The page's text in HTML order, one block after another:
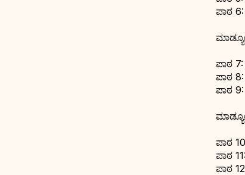
ಪಾಠ
ಪಾಠ
ಪಾಠ 8:
ಪಾಠ
ಪಾಠ
ಪಾಠ
ಪಾಠ